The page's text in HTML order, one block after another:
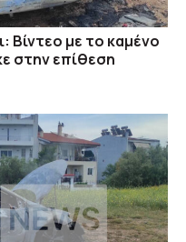
Βίντεο με το καμένο
στην επίθεση